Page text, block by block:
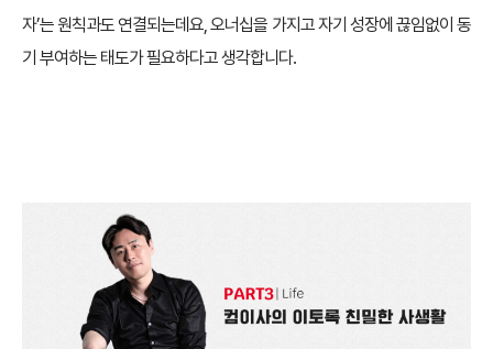
자’는 원칙과도 연결되는데요, 오너십을 가지고 자기 성장에 끊임없이 동
기 부여하는 태도가 필요하다고 생각합니다.